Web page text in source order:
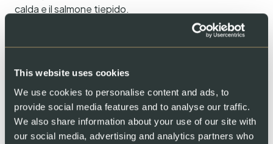
This website uses cookies
We use cookies to personalise content and ads, to
provide social media features and to analyse our traffic.
We also share information about your use of our site with
our social media, advertising and analytics partners who
calda e il salmone tiepido.
Decorare a piacimento con le rondelle di porro
Share